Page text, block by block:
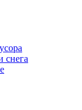
снега